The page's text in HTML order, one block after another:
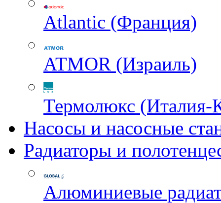
Atlantic (Франция)
ATMOR (Израиль)
Термолюкс (Италия-
Насосы и насосные
Радиаторы и
Алюминиевые